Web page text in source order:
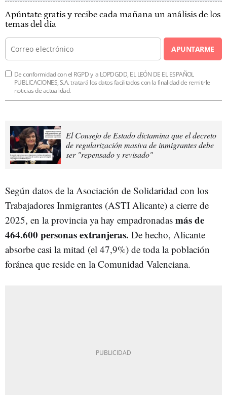
Apúntate gratis y recibe cada mañana un análisis de los
temas del día
APUNTARME
De conformidad con el RGPD y la LOPDGDD, EL LEÓN DE EL ESPAÑOL
PUBLICACIONES, S.A. tratará los datos facilitados con la finalidad de remitirle
noticias de actualidad.
El Consejo de Estado dictamina que el decreto
de regularización masiva de inmigrantes debe
ser "repensado y revisado"
Según datos de la Asociación de Solidaridad con los
Trabajadores Inmigrantes (ASTI Alicante) a cierre de
2025, en la provincia ya hay empadronadas más de
464.600 personas extranjeras. De hecho, Alicante
absorbe casi la mitad (el 47,9%) de toda la población
foránea que reside en la Comunidad Valenciana.